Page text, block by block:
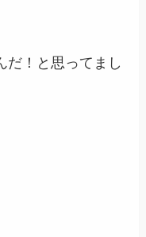
だ！と思ってまし